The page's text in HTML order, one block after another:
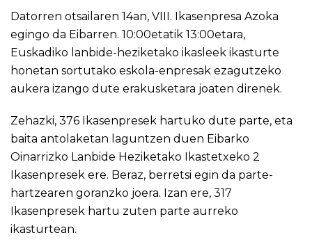
Datorren otsailaren 14an, VIII. Ikasenpresa Azoka
egingo da Eibarren. 10:00etatik 13:00etara,
Euskadiko lanbide-heziketako ikasleek ikasturte
honetan sortutako eskola-enpresak ezagutzeko
aukera izango dute erakusketara joaten direnek.
Zehazki, 376 Ikasenpresek hartuko dute parte, eta
baita antolaketan laguntzen duen Eibarko
Oinarrizko Lanbide Heziketako Ikastetxeko 2
Ikasenpresek ere. Beraz, berretsi egin da parte-
hartzearen goranzko joera. Izan ere, 317
Ikasenpresek hartu zuten parte aurreko
ikasturtean.